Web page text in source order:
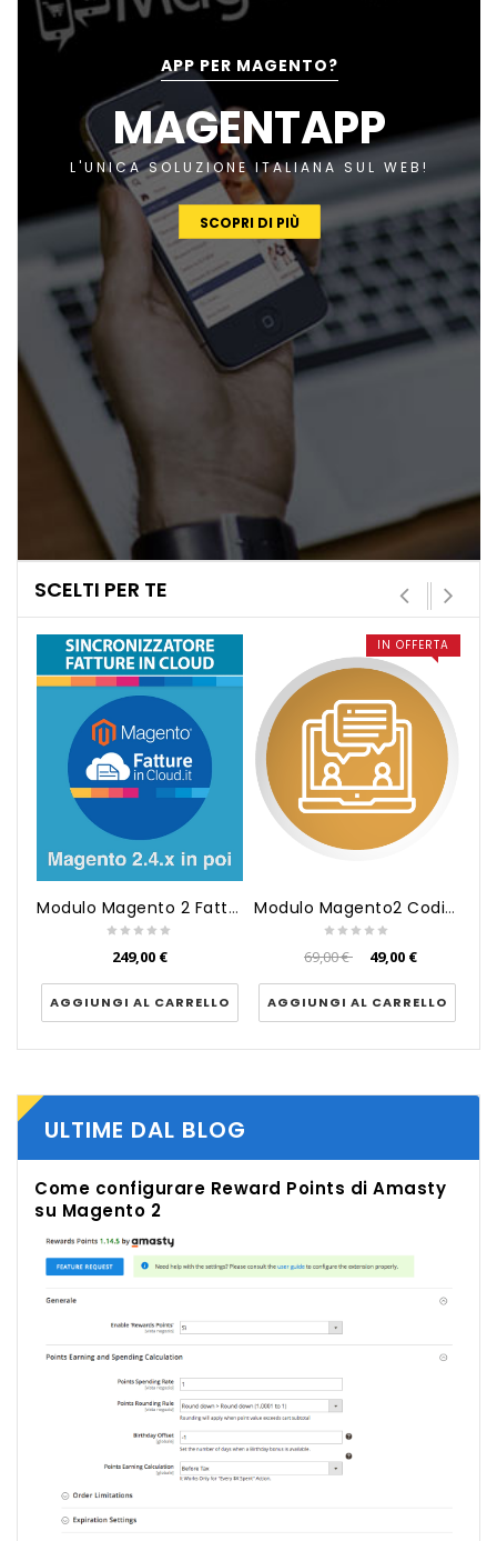
APP PER MAGENTO?
MAGENTAPP
L'UNICA SOLUZIONE ITALIANA SUL WEB!
SCOPRI DI PIÙ
SCELTI PER TE
Modulo Magento 2 Fatture in Cl...
249,00 €
AGGIUNGI AL CARRELLO
IN OFFERTA
Modulo Magento2 Codice SDI, Pe...
69,00 € 49,00 €
AGGIUNGI AL CARRELLO
ULTIME DAL BLOG
Come configurare Reward Points di Amasty
su Magento 2